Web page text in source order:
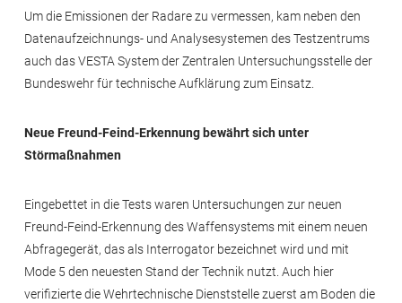
Um die Emissionen der Radare zu vermessen, kam neben den
Datenaufzeichnungs- und Analysesystemen des Testzentrums
auch das VESTA System der Zentralen Untersuchungsstelle der
Bundeswehr für technische Aufklärung zum Einsatz.
Neue Freund-Feind-Erkennung bewährt sich unter
Störmaßnahmen
Eingebettet in die Tests waren Untersuchungen zur neuen
Freund-Feind-Erkennung des Waffensystems mit einem neuen
Abfragegerät, das als Interrogator bezeichnet wird und mit
Mode 5 den neuesten Stand der Technik nutzt. Auch hier
verifizierte die Wehrtechnische Dienststelle zuerst am Boden die